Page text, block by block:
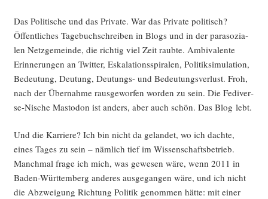
Das Poli­ti­sche und das Pri­va­te. War das Pri­va­te poli­tisch?
Öffent­li­ches Tage­buch­schrei­ben in Blogs und in der para­so­zia­
len Netz­ge­mein­de, die rich­tig viel Zeit raub­te. Ambi­va­len­te
Erin­ne­run­gen an Twit­ter, Eska­la­ti­ons­spi­ra­len, Poli­tik­si­mu­la­ti­on,
Bedeu­tung, Deu­tung, Deu­tungs- und Bedeu­tungs­ver­lust. Froh,
nach der Über­nah­me raus­ge­wor­fen wor­den zu sein. Die Fedi­ver­
se-Nische Mast­o­don ist anders, aber auch schön. Das Blog lebt.
Und die Kar­rie­re? Ich bin nicht da gelan­det, wo ich dach­te,
eines Tages zu sein – näm­lich tief im Wis­sen­schafts­be­trieb.
Manch­mal fra­ge ich mich, was gewe­sen wäre, wenn 2011 in
Baden-Würt­tem­berg ande­res aus­ge­gan­gen wäre, und ich nicht
die Abzwei­gung Rich­tung Poli­tik genom­men hät­te: mit einer